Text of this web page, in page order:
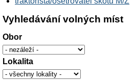
Vyhledávání volných míst
Obor
Lokalita